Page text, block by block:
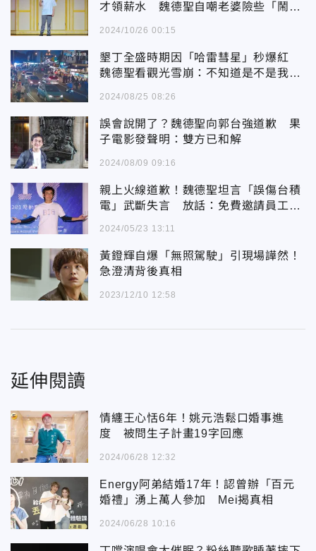
才領薪水 魏德聖自嘲老婆險些「鬧離
2024/10/26 00:15
墾丁全盛時期因「哈雷彗星」秒爆紅
魏德聖看觀光雪崩：不知道是不是我的
2024/08/25 08:26
誤會說開了？魏德聖向郭台強道歉 果
子電影發聲明：雙方已和解
2024/08/09 09:16
親上火線道歉！魏德聖坦言「誤傷台積
電」武斷失言 放話：免費邀請員工看
2024/05/23 13:11
黃鐙輝自爆「無照駕駛」引現場譁然！
急澄清背後真相
2023/12/10 12:58
延伸閱讀
情纏王心恬6年！姚元浩鬆口婚事進
度 被問生子計畫19字回應
2024/06/28 12:32
Energy阿弟結婚17年！認曾辦「百元
婚禮」湧上萬人參加 Mei揭真相
2024/06/28 10:16